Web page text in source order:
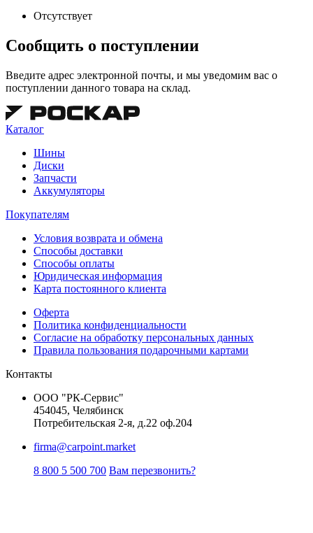
Отсутствует
Сообщить о поступлении
Введите адрес электронной почты, и мы уведомим вас о
поступлении данного товара на склад.
Каталог
Шины
Диски
Запчасти
Аккумуляторы
Покупателям
Условия возврата и обмена
Способы доставки
Способы оплаты
Юридическая информация
Карта постоянного клиента
Оферта
Политика конфиденциальности
Согласие на обработку персональных данных
Правила пользования подарочными картами
Контакты
ООО "РК-Сервис"
454045, Челябинск
Потребительская 2-я, д.22 оф.204
firma@carpoint.market
8 800 5 500 700 Вам перезвонить?